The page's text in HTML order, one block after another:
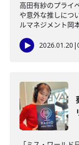
高田有紗のプライ
や意外な推しにつ
ルマネジメント岡
2026.01.20 |